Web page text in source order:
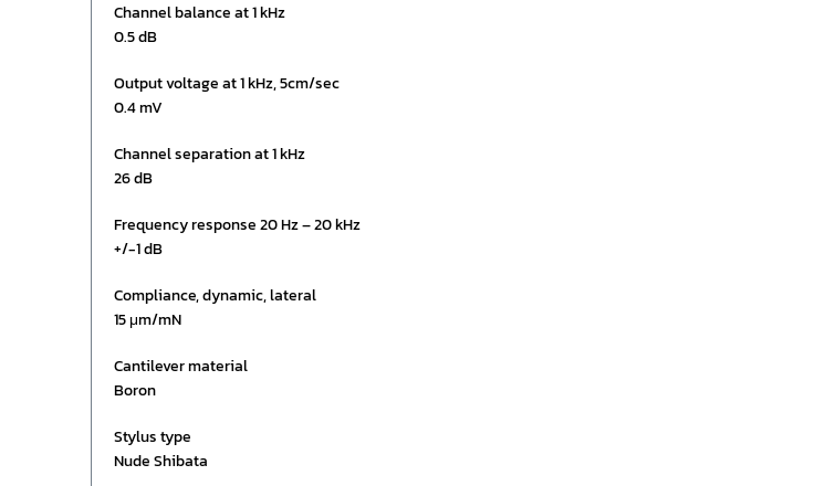
Channel balance at 1 kHz
0.5 dB
Output voltage at 1 kHz, 5cm/sec
0.4 mV
Channel separation at 1 kHz
26 dB
Frequency response 20 Hz – 20 kHz
+/-1 dB
Compliance, dynamic, lateral
15 μm/mN
Cantilever material
Boron
Stylus type
Nude Shibata